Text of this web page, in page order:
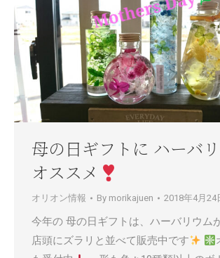
母の日ギフトに ハーバ
オススメ
オリオン情報 By morikajuen 2018年4月24
今年の 母の日ギフトは、ハーバリウム
店頭にズラリと並べて販売中です